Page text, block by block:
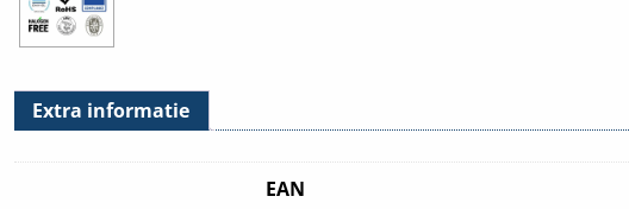
Extra informatie
EAN